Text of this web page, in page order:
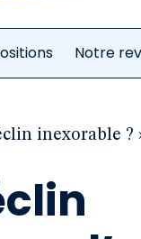
Notre
inexorable ?